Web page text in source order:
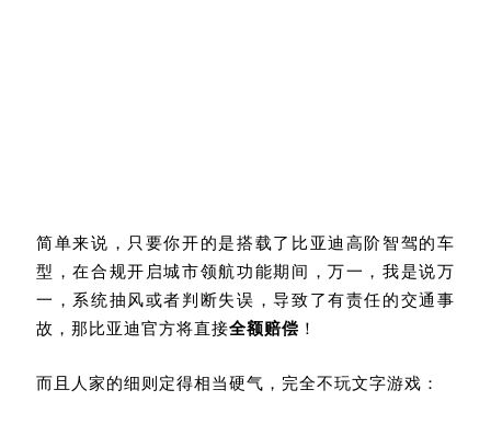
简单来说，只要你开的是搭载了比亚迪高阶智驾的车
型，在合规开启城市领航功能期间，万一，我是说万
一，系统抽风或者判断失误，导致了有责任的交通事
故，那比亚迪官方将直接全额赔偿 ！
而且人家的细则定得相当硬气，完全不玩文字游戏：